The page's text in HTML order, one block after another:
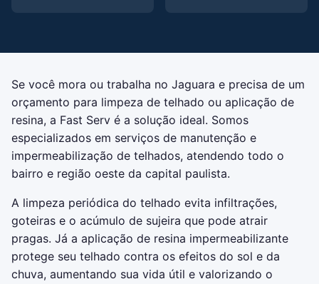
Se você mora ou trabalha no Jaguara e precisa de um
orçamento para limpeza de telhado ou aplicação de
resina, a Fast Serv é a solução ideal. Somos
especializados em serviços de manutenção e
impermeabilização de telhados, atendendo todo o
bairro e região oeste da capital paulista.
A limpeza periódica do telhado evita infiltrações,
goteiras e o acúmulo de sujeira que pode atrair
pragas. Já a aplicação de resina impermeabilizante
protege seu telhado contra os efeitos do sol e da
chuva, aumentando sua vida útil e valorizando o